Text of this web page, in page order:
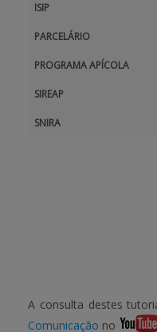
Entrar / Registar
ISIP
PARCELÁRIO
PROGRAMA APÍCOLA
SIREAP
SNIRA
A consulta destes
Comunicação no